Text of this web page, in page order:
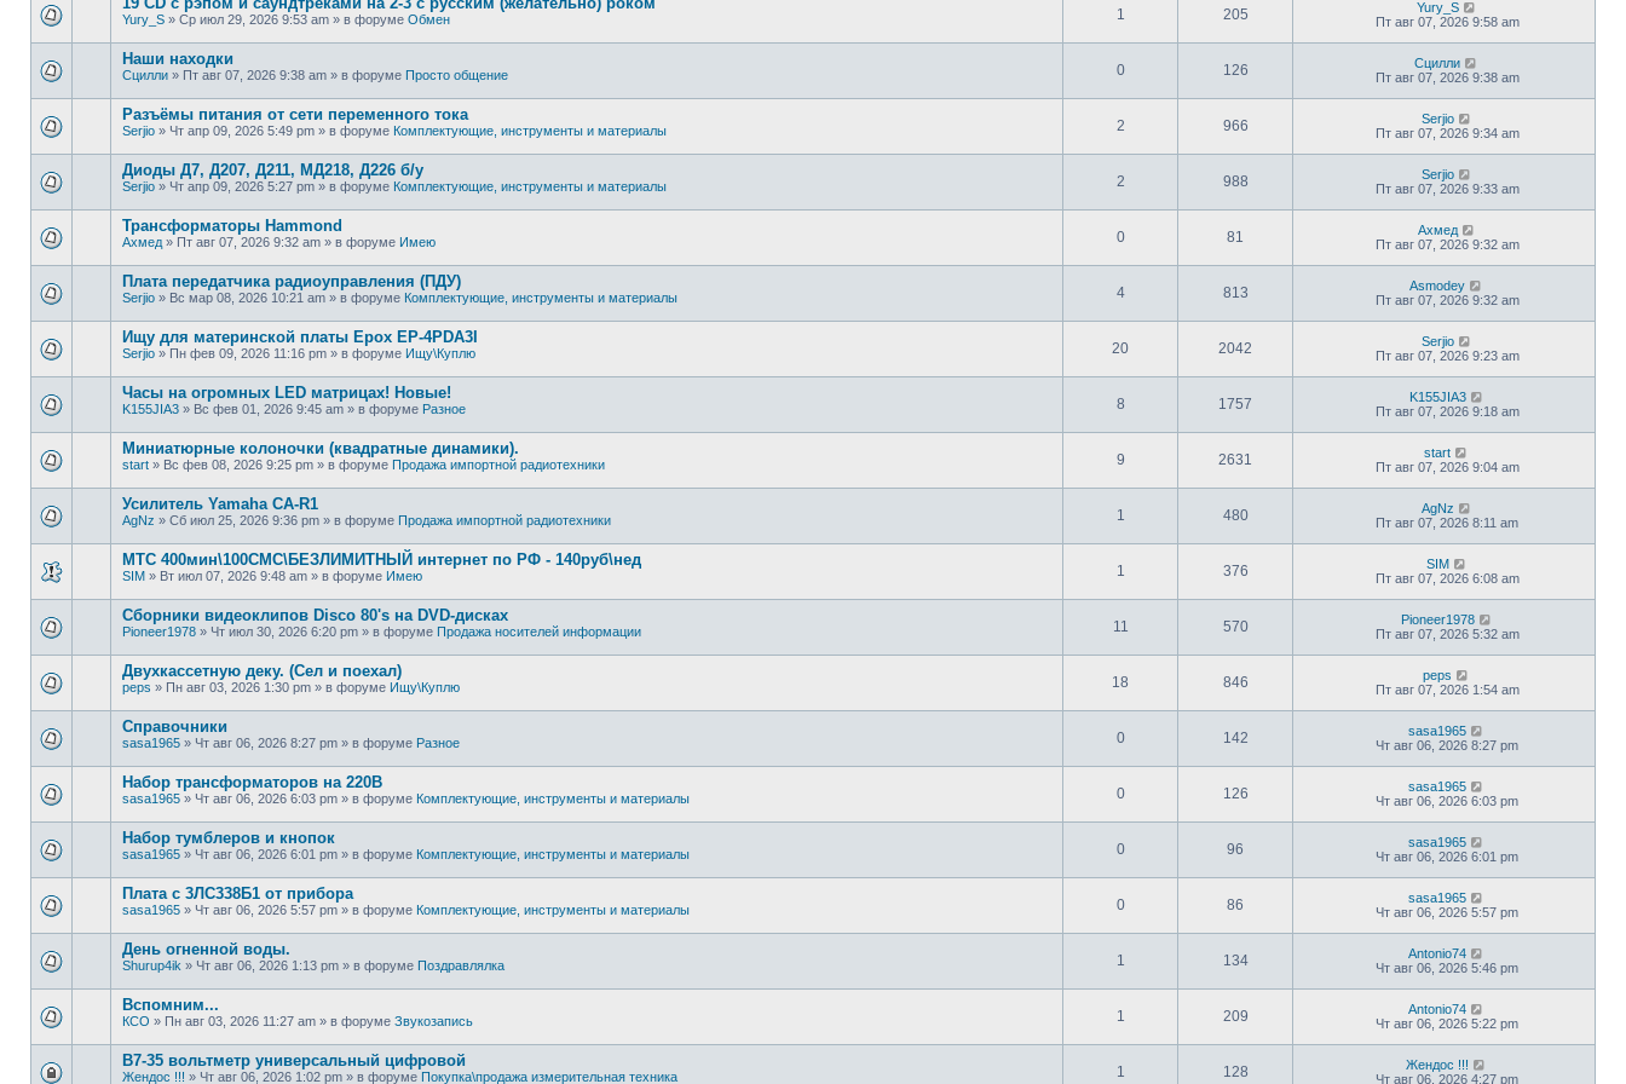
Yury_S » Ср июл 29, 2026 9:53 am » в форуме Обмен 1 205
Yury_S
Пт авг 07, 2026 9:58 am
Наши находки
Сцилли » Пт авг 07, 2026 9:38 am » в форуме Просто общение 0 126
Сцилли
Пт авг 07, 2026 9:38 am
Разъёмы питания от сети переменного тока
Serjio » Чт апр 09, 2026 5:49 pm » в форуме Комплектующие, инструменты и материалы 2 966
Serjio
Пт авг 07, 2026 9:34 am
Диоды Д7, Д207, Д211, МД218, Д226 б/у
Serjio » Чт апр 09, 2026 5:27 pm » в форуме Комплектующие, инструменты и материалы 2 988
Serjio
Пт авг 07, 2026 9:33 am
Трансформаторы Hammond
Ахмед » Пт авг 07, 2026 9:32 am » в форуме Имею 0 81
Ахмед
Пт авг 07, 2026 9:32 am
Плата передатчика радиоуправления (ПДУ)
Serjio » Вс мар 08, 2026 10:21 am » в форуме Комплектующие, инструменты и материалы 4 813
Asmodey
Пт авг 07, 2026 9:32 am
Ищу для материнской платы Epox EP-4PDA3I
Serjio » Пн фев 09, 2026 11:16 pm » в форуме Ищу\Куплю 20 2042
Serjio
Пт авг 07, 2026 9:23 am
Часы на огромных LED матрицах! Новые!
K155JIA3 » Вс фев 01, 2026 9:45 am » в форуме Разное 8 1757
K155JIA3
Пт авг 07, 2026 9:18 am
Миниатюрные колоночки (квадратные динамики).
start » Вс фев 08, 2026 9:25 pm » в форуме Продажа импортной радиотехники 9 2631
start
Пт авг 07, 2026 9:04 am
Усилитель Yamaha CA-R1
AgNz » Сб июл 25, 2026 9:36 pm » в форуме Продажа импортной радиотехники 1 480
AgNz
Пт авг 07, 2026 8:11 am
МТС 400мин\100СМС\БЕЗЛИМИТНЫЙ интернет по РФ - 140руб\нед
SIM » Вт июл 07, 2026 9:48 am » в форуме Имею 1 376
SIM
Пт авг 07, 2026 6:08 am
Сборники видеоклипов Disco 80's на DVD-дисках
Pioneer1978 » Чт июл 30, 2026 6:20 pm » в форуме Продажa носителей информации 11 570
Pioneer1978
Пт авг 07, 2026 5:32 am
Двухкассетную деку. (Сел и поехал)
peps » Пн авг 03, 2026 1:30 pm » в форуме Ищу\Куплю 18 846
peps
Пт авг 07, 2026 1:54 am
Справочники
sasa1965 » Чт авг 06, 2026 8:27 pm » в форуме Разное 0 142
sasa1965
Чт авг 06, 2026 8:27 pm
Набор трансформаторов на 220В
sasa1965 » Чт авг 06, 2026 6:03 pm » в форуме Комплектующие, инструменты и материалы 0 126
sasa1965
Чт авг 06, 2026 6:03 pm
Набор тумблеров и кнопок
sasa1965 » Чт авг 06, 2026 6:01 pm » в форуме Комплектующие, инструменты и материалы 0 96
sasa1965
Чт авг 06, 2026 6:01 pm
Плата с 3ЛС338Б1 от прибора
sasa1965 » Чт авг 06, 2026 5:57 pm » в форуме Комплектующие, инструменты и материалы 0 86
sasa1965
Чт авг 06, 2026 5:57 pm
День огненной воды.
Shurup4ik » Чт авг 06, 2026 1:13 pm » в форуме Поздравлялка 1 134
Antonio74
Чт авг 06, 2026 5:46 pm
Вспомним...
КСО » Пн авг 03, 2026 11:27 am » в форуме Звукозапись 1 209
Antonio74
Чт авг 06, 2026 5:22 pm
В7-35 вольтметр универсальный цифровой
Жендос !!! » Чт авг 06, 2026 1:02 pm » в форуме Покупка\продажа измерительная техника 1 128
Жендос !!!
Чт авг 06, 2026 4:27 pm